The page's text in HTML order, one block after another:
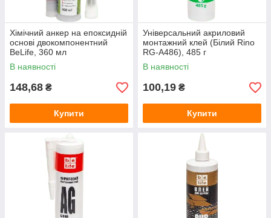
Хімічний анкер на епоксидній
основі двокомпонентний
BeLife, 360 мл
В наявності
148,68 ₴
Купити
Універсальний акриловий
монтажний клей (Білий Rino
RG-A486), 485 г
В наявності
100,19 ₴
Купити